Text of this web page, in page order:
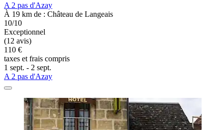
A 2 pas d'Azay
À 19 km de : Château de Langeais
10/10
Exceptionnel
(12 avis)
110 €
taxes et frais compris
1 sept. - 2 sept.
A 2 pas d'Azay